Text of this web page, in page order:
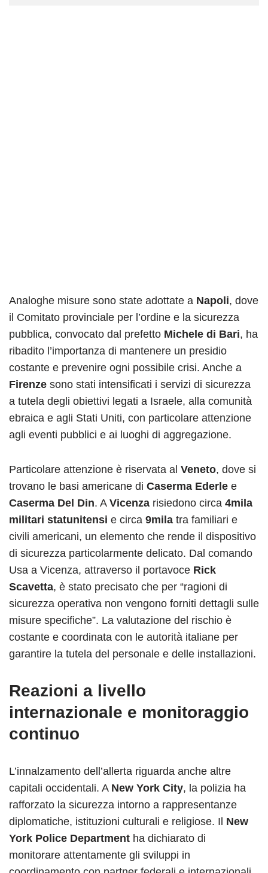
Analoghe misure sono state adottate a Napoli, dove
il Comitato provinciale per l’ordine e la sicurezza
pubblica, convocato dal prefetto Michele di Bari, ha
ribadito l’importanza di mantenere un presidio
costante e prevenire ogni possibile crisi. Anche a
Firenze sono stati intensificati i servizi di sicurezza
a tutela degli obiettivi legati a Israele, alla comunità
ebraica e agli Stati Uniti, con particolare attenzione
agli eventi pubblici e ai luoghi di aggregazione.
Particolare attenzione è riservata al Veneto, dove si
trovano le basi americane di Caserma Ederle e
Caserma Del Din. A Vicenza risiedono circa 4mila
militari statunitensi e circa 9mila tra familiari e
civili americani, un elemento che rende il dispositivo
di sicurezza particolarmente delicato. Dal comando
Usa a Vicenza, attraverso il portavoce Rick
Scavetta, è stato precisato che per “ragioni di
sicurezza operativa non vengono forniti dettagli sulle
misure specifiche”. La valutazione del rischio è
costante e coordinata con le autorità italiane per
garantire la tutela del personale e delle installazioni.
Reazioni a livello
internazionale e monitoraggio
continuo
L’innalzamento dell’allerta riguarda anche altre
capitali occidentali. A New York City, la polizia ha
rafforzato la sicurezza intorno a rappresentanze
diplomatiche, istituzioni culturali e religiose. Il New
York Police Department ha dichiarato di
monitorare attentamente gli sviluppi in